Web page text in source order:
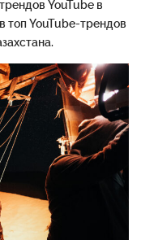
YouTube в
топ YouTube-трендов